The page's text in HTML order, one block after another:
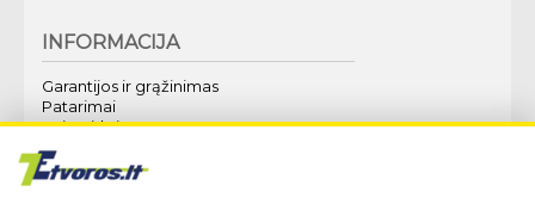
INFORMACIJA
Garantijos ir grąžinimas
Patarimai
Kaip pirkti?
Apie mus
Techninė specifikacija